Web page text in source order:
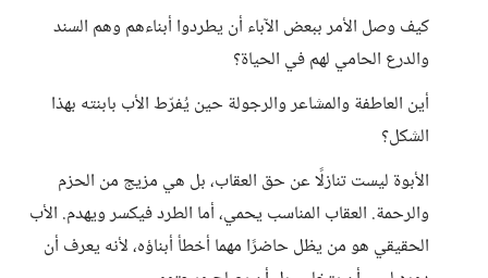
كيف وصل الأمر ببعض الآباء أن يطردوا أبناءهم وهم السند
والدرع الحامي لهم في الحياة؟
أين العاطفة والمشاعر والرجولة حين يُفرّط الأب بابنته بهذا
الشكل؟
الأبوة ليست تنازلًا عن حق العقاب، بل هي مزيج من الحزم
والرحمة. العقاب المناسب يحمي، أما الطرد فيكسر ويهدم. الأب
الحقيقي هو من يظل حاضرًا مهما أخطأ أبناؤه، لأنه يعرف أن